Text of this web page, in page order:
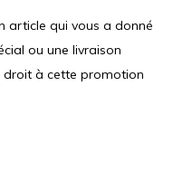
article qui vous a donné
ou une livraison
droit à cette promotion